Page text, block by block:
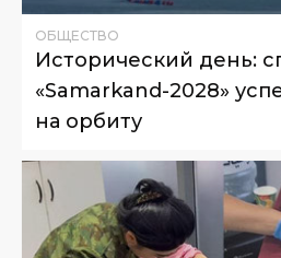
ОБЩЕСТВО
Исторический день:
«Samarkand-2028»
на орбиту